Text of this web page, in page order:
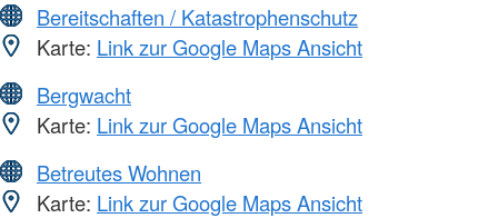
Bereitschaften / Katastrophenschutz
Karte: Link zur Google Maps Ansicht
Bergwacht
Karte: Link zur Google Maps Ansicht
Betreutes Wohnen
Karte: Link zur Google Maps Ansicht